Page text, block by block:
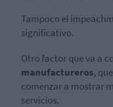
Tampoco el
significativo.
Otro factor que va a
manufactureros,
comenzar a mostrar
servicios.